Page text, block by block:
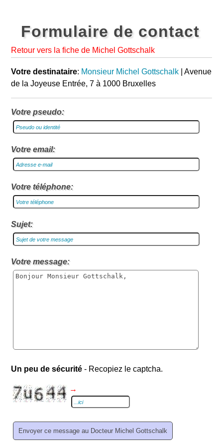
Formulaire de contact
Retour vers la fiche de Michel Gottschalk
Votre destinataire: Monsieur Michel Gottschalk | Avenue
de la Joyeuse Entrée, 7 à 1000 Bruxelles
Votre pseudo:
Votre email:
Votre téléphone:
Sujet:
Votre message:
Un peu de sécurité - Recopiez le captcha.
→